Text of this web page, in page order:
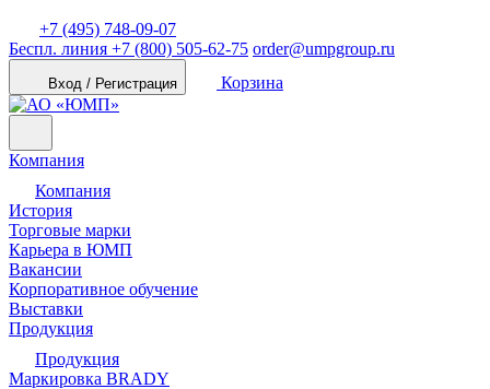
+7 (495) 748-09-07
Беспл. линия +7 (800) 505-62-75 order@umpgroup.ru
Вход / Регистрация Корзина
Компания
Компания
История
Торговые марки
Карьера в ЮМП
Вакансии
Корпоративное обучение
Выставки
Продукция
Продукция
Маркировка BRADY